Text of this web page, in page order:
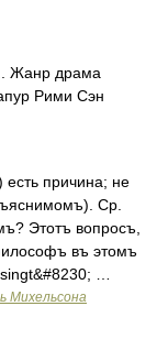
Жанр драма
Рими Сэн
причина; не
Ср.
Этотъ вопросъ,
въ этомъ
…
Михельсона